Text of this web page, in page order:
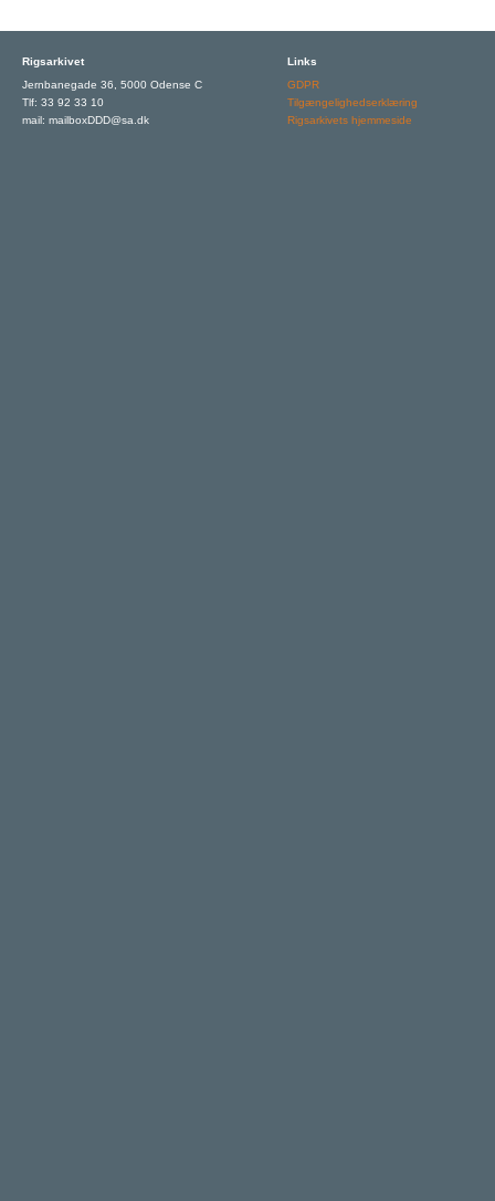
Rigsarkivet
Jernbanegade 36, 5000 Odense C
Tlf: 33 92 33 10
mail: mailboxDDD@sa.dk
Links
GDPR
Tilgængelighedserklæring
Rigsarkivets hjemmeside